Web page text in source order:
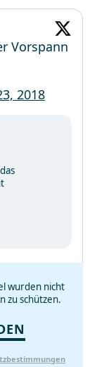
Vorspann
2018
wurden nicht
zu schützen.